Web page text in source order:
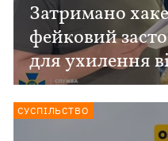
Затримано
фейковий
для ухилення
СУСПІЛЬСТВО